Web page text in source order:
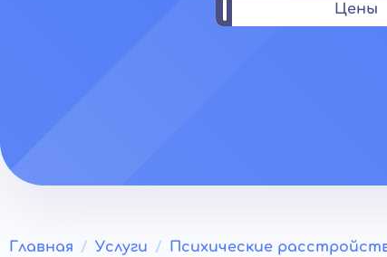
Цены
Главная Услуги Психические